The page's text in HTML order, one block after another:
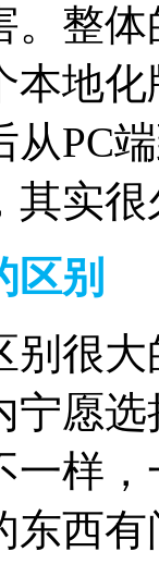
整体
本地
从PC
其实
区别
别很
宁愿
一样
东西有